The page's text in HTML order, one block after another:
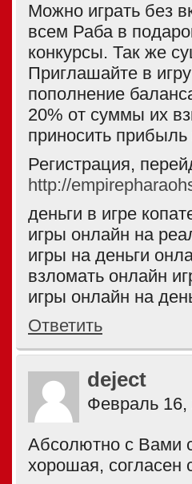
Можно играть без
всем Раба в
конкурсы. Так же
Приглашайте в
пополнение
20% от суммы их
приносить прибыль
Регистрация,
http://
деньги в игре
игры онлайн на
игры на деньги
взломать онлайн
игры онлайн на
Ответить
deject
Февраль 16,
Абсолютно с Вами
хорошая, согласен